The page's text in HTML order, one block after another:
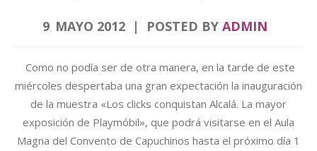
9. MAYO 2012 POSTED BY ADMIN
Como no podía ser de otra manera, en la tarde de este
miércoles despertaba una gran expectación la inauguración
de la muestra «Los clicks conquistan Alcalá. La mayor
exposición de Playmóbil», que podrá visitarse en el Aula
Magna del Convento de Capuchinos hasta el próximo día 1